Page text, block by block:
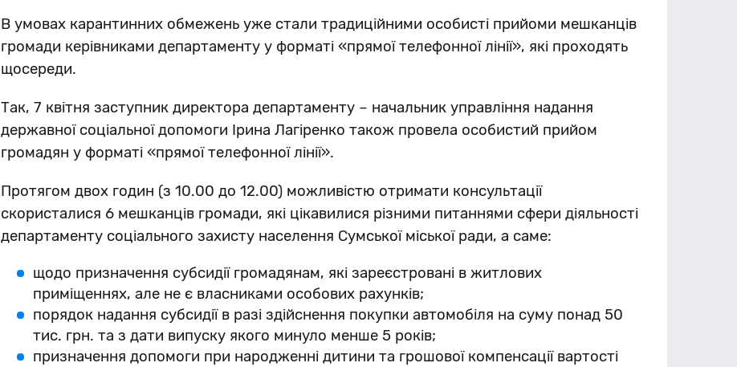
В умовах карантинних обмежень уже стали традиційними особисті прийоми мешканців
громади керівниками департаменту у форматі «прямої телефонної лінії», які проходять
щосереди.
Так, 7 квітня заступник директора департаменту – начальник управління надання
державної соціальної допомоги Ірина Лагіренко також провела особистий прийом
громадян у форматі «прямої телефонної лінії».
Протягом двох годин (з 10.00 до 12.00) можливістю отримати консультації
скористалися 6 мешканців громади, які цікавилися різними питаннями сфери діяльності
департаменту соціального захисту населення Сумської міської ради, а саме:
щодо призначення субсидії громадянам, які зареєстровані в житлових
приміщеннях, але не є власниками особових рахунків;
порядок надання субсидії в разі здійснення покупки автомобіля на суму понад 50
тис. грн. та з дати випуску якого минуло менше 5 років;
призначення допомоги при народженні дитини та грошової компенсації вартості